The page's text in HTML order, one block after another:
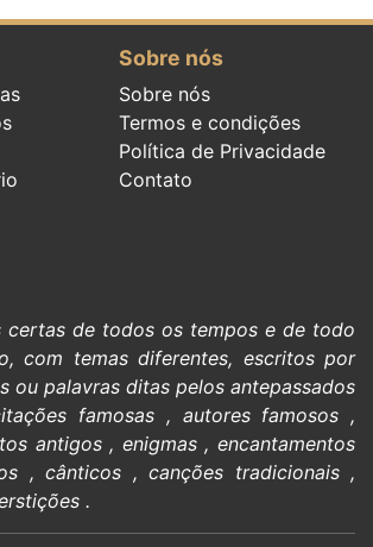
Sobre nós
Sobre nós
Termos e condições
Política de Privacidade
Contato
certas de todos os tempos e de todo
com temas diferentes, escritos por
ou palavras ditas pelos antepassados
famosas , autores famosos ,
antigos, enigmas,encantamentos
,cânticos ,canções tradicionais,
.